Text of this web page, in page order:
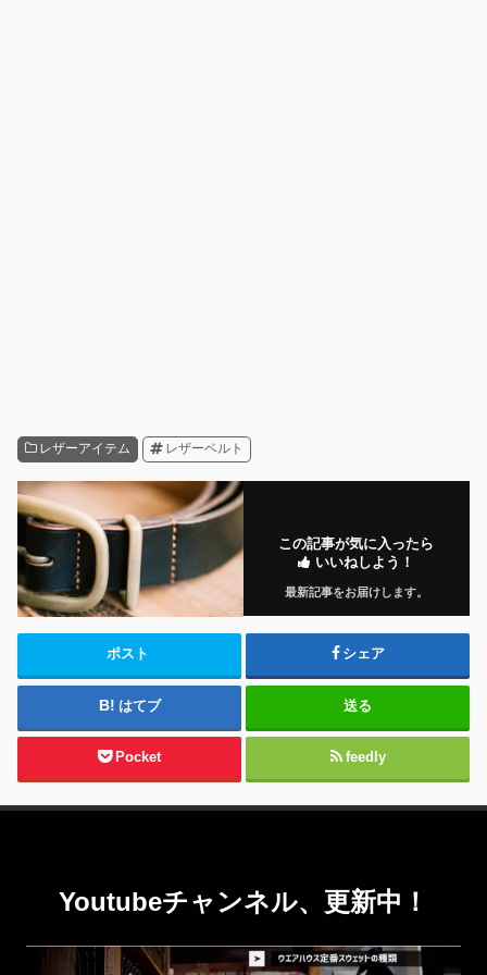
レザーアイテム レザーベルト
この記事が気に入ったら
いいねしよう！
最新記事をお届けします。
ポスト シェア
はてブ 送る
Pocket feedly
Youtubeチャンネル、更新中！